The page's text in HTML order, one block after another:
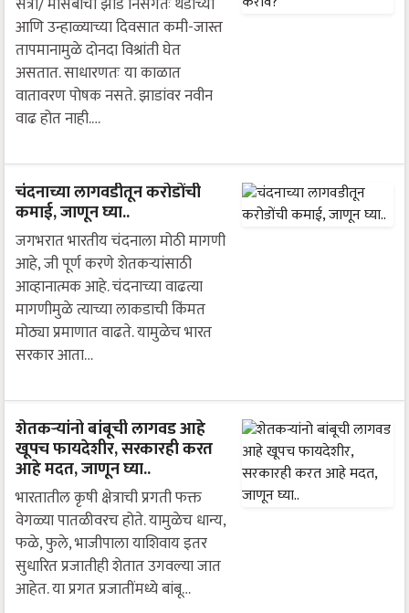
आणि उन्हाळ्याच्या दिवसात कमी-जास्त
तापमानामुळे दोनदा विश्रांती घेत
असतात. साधारणतः या काळात
वातावरण पोषक नसते. झाडांवर नवीन
वाढ होत नाही.…
चंदनाच्या लागवडीतून करोडोंची
कमाई, जाणून घ्या..
जगभरात भारतीय चंदनाला मोठी मागणी
आहे, जी पूर्ण करणे शेतकऱ्यांसाठी
आव्हानात्मक आहे. चंदनाच्या वाढत्या
मागणीमुळे त्याच्या लाकडाची किंमत
मोठ्या प्रमाणात वाढते. यामुळेच भारत
सरकार आता…
शेतकऱ्यांनो बांबूची लागवड आहे
खूपच फायदेशीर, सरकारही करत
आहे मदत, जाणून घ्या..
भारतातील कृषी क्षेत्राची प्रगती फक्त
वेगळ्या पातळीवरच होते. यामुळेच धान्य,
फळे, फुले, भाजीपाला याशिवाय इतर
सुधारित प्रजातीही शेतात उगवल्या जात
आहेत. या प्रगत प्रजातींमध्ये बांबू…